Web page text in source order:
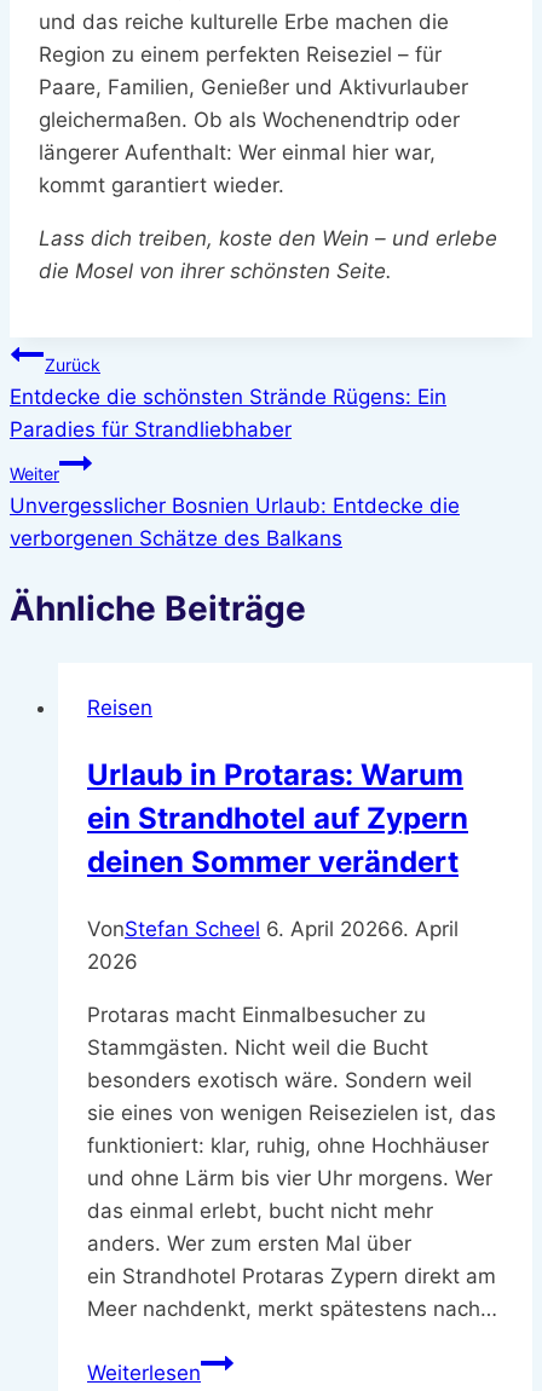
und das reiche kulturelle Erbe machen die
Region zu einem perfekten Reiseziel – für
Paare, Familien, Genießer und Aktivurlauber
gleichermaßen. Ob als Wochenendtrip oder
längerer Aufenthalt: Wer einmal hier war,
kommt garantiert wieder.
Lass dich treiben, koste den Wein – und erlebe
die Mosel von ihrer schönsten Seite.
Beitragsnavigation
Zurück
Entdecke die schönsten Strände Rügens: Ein
Paradies für Strandliebhaber
Weiter
Unvergesslicher Bosnien Urlaub: Entdecke die
verborgenen Schätze des Balkans
Ähnliche Beiträge
Reisen
Urlaub in Protaras: Warum
ein Strandhotel auf Zypern
deinen Sommer verändert
VonStefan Scheel 6. April 20266. April
2026
Protaras macht Einmalbesucher zu
Stammgästen. Nicht weil die Bucht
besonders exotisch wäre. Sondern weil
sie eines von wenigen Reisezielen ist, das
funktioniert: klar, ruhig, ohne Hochhäuser
und ohne Lärm bis vier Uhr morgens. Wer
das einmal erlebt, bucht nicht mehr
anders. Wer zum ersten Mal über
ein Strandhotel Protaras Zypern direkt am
Meer nachdenkt, merkt spätestens nach…
WeiterlesenUrlaub